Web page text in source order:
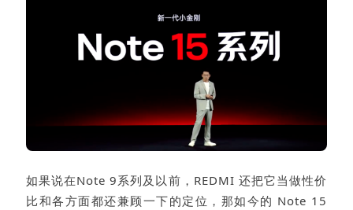
如果说在Note 9系列及以前，REDMI 还把它当做性价
比和各方面都还兼顾一下的定位，那如今的 Note 15